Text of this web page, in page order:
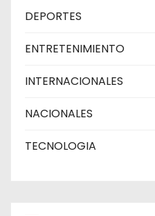
DEPORTES
ENTRETENIMIENTO
INTERNACIONALES
NACIONALES
TECNOLOGIA